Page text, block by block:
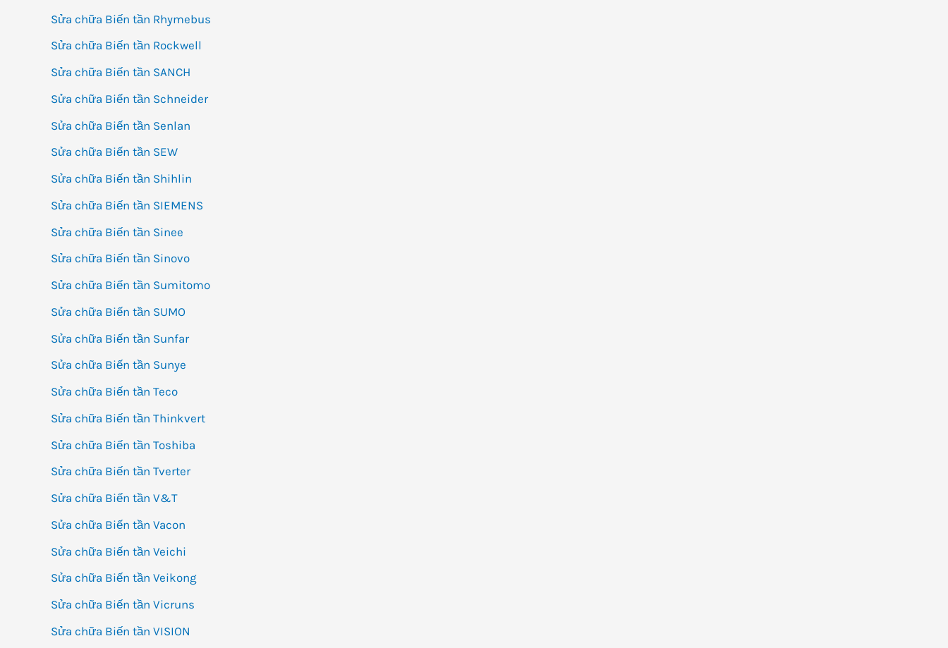
Sửa chữa Biến tần Rhymebus
Sửa chữa Biến tần Rockwell
Sửa chữa Biến tần SANCH
Sửa chữa Biến tần Schneider
Sửa chữa Biến tần Senlan
Sửa chữa Biến tần SEW
Sửa chữa Biến tần Shihlin
Sửa chữa Biến tần SIEMENS
Sửa chữa Biến tần Sinee
Sửa chữa Biến tần Sinovo
Sửa chữa Biến tần Sumitomo
Sửa chữa Biến tần SUMO
Sửa chữa Biến tần Sunfar
Sửa chữa Biến tần Sunye
Sửa chữa Biến tần Teco
Sửa chữa Biến tần Thinkvert
Sửa chữa Biến tần Toshiba
Sửa chữa Biến tần Tverter
Sửa chữa Biến tần V&T
Sửa chữa Biến tần Vacon
Sửa chữa Biến tần Veichi
Sửa chữa Biến tần Veikong
Sửa chữa Biến tần Vicruns
Sửa chữa Biến tần VISION